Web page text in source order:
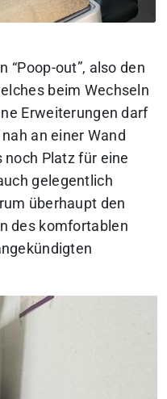
“Poop-out”, also den
beim Wechseln
Erweiterungen darf
an einer Wand
Platz für eine
gelegentlich
überhaupt den
des komfortablen